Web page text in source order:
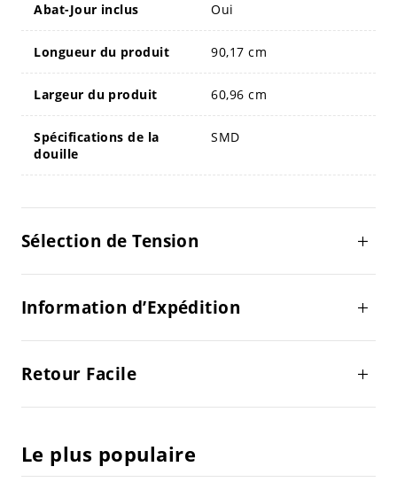
Abat-Jour inclus Oui
Longueur du produit 90,17 cm
Largeur du produit 60,96 cm
Spécifications de la
douille
SMD
Sélection de Tension
Information d’Expédition
Retour Facile
Le plus populaire